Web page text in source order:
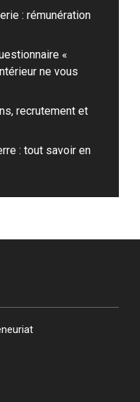
: rémunération
«
ne vous
recrutement et
: tout savoir en